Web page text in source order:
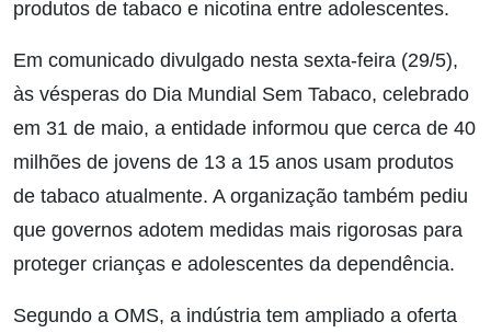
produtos de tabaco e nicotina entre adolescentes.
Em comunicado divulgado nesta sexta-feira (29/5),
às vésperas do Dia Mundial Sem Tabaco, celebrado
em 31 de maio, a entidade informou que cerca de 40
milhões de jovens de 13 a 15 anos usam produtos
de tabaco atualmente. A organização também pediu
que governos adotem medidas mais rigorosas para
proteger crianças e adolescentes da dependência.
Segundo a OMS, a indústria tem ampliado a oferta